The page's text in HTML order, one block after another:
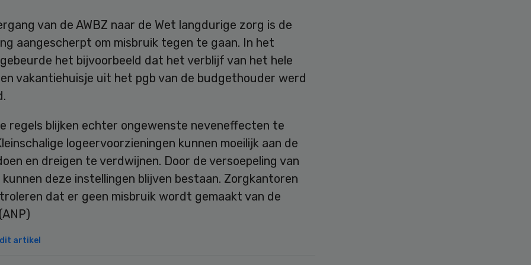
van de AWBZ naar de Wet langdurige zorg is de
aangescherpt om misbruik tegen te gaan. In het
het bijvoorbeeld dat het verblijf van het hele
vakantiehuisje uit het pgb van de budgethouder werd
regels blijken echter ongewenste neveneffecten te
logeervoorzieningen kunnen moeilijk aan de
en dreigen te verdwijnen. Door de versoepeling van
deze instellingen blijven bestaan. Zorgkantoren
dat er geen misbruik wordt gemaakt van de
artikel